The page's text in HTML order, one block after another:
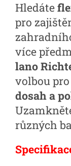
Hledáte
pro
více
lano
volbou
dosah a
různých